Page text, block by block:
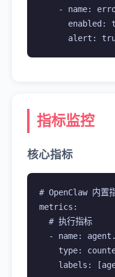
- name:
enabled:
alert:
指标监控
核心指标
# OpenClaw 内置
metrics:
  # 执行指标
- name:
type:
labels: